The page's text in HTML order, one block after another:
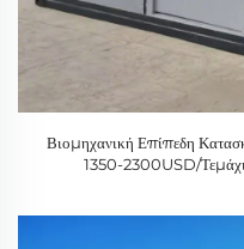
Βιομηχανική Επίπεδη
1350-2300USD/